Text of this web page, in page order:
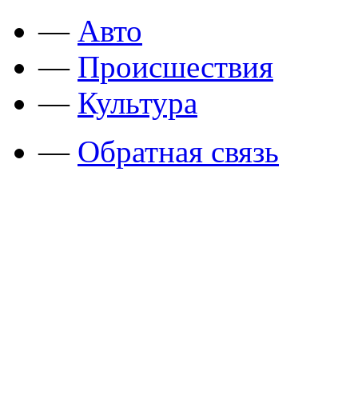
— Авто
— Происшествия
— Культура
— Обратная связь